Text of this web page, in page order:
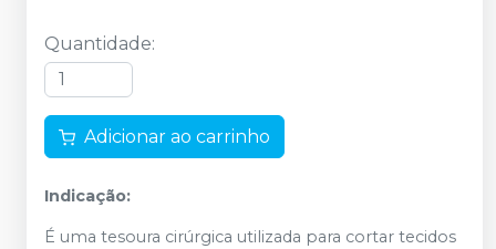
Quantidade:
Adicionar ao carrinho
Indicação:
É uma tesoura cirúrgica utilizada para cortar tecidos